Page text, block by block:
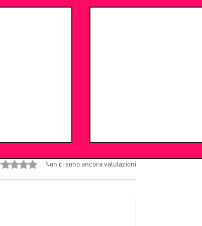
0 stelle su 5.
Non ci sono ancora valutazioni